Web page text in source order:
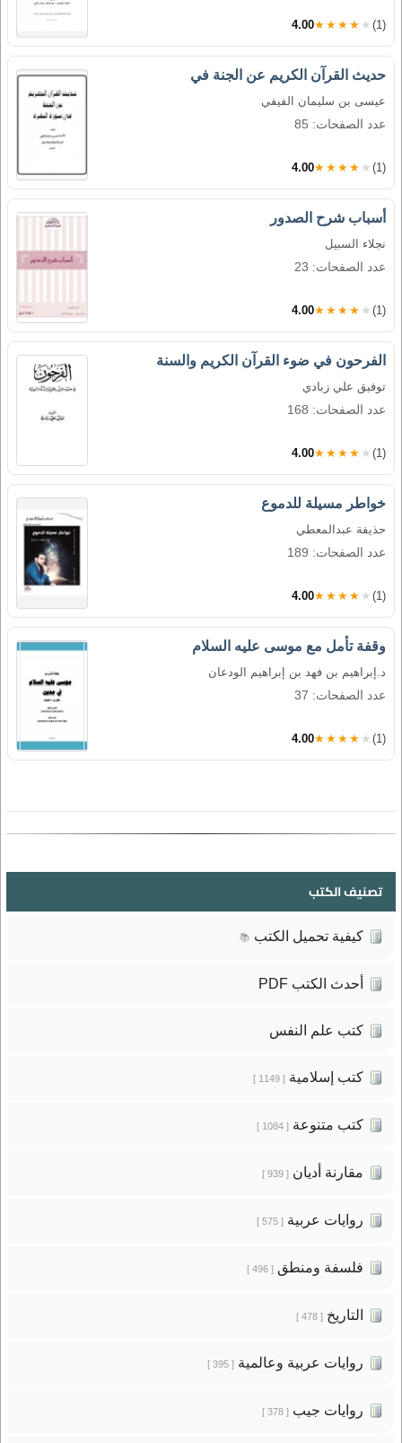
4.00★★★★★ (1)
حديث القرآن الكريم عن الجنة في
عيسى بن سليمان الفيفي
عدد الصفحات: 85
4.00★★★★★ (1)
أسباب شرح الصدور
نجلاء السبيل
عدد الصفحات: 23
4.00★★★★★ (1)
الفرحون في ضوء القرآن الكريم والسنة
توفيق علي زبادي
عدد الصفحات: 168
4.00★★★★★ (1)
خواطر مسيلة للدموع
حذيفة عبدالمعطي
عدد الصفحات: 189
4.00★★★★★ (1)
وقفة تأمل مع موسى عليه السلام
د.إبراهيم بن فهد بن إبراهيم الودعان
عدد الصفحات: 37
4.00★★★★★ (1)
تصنيف الكتب
كيفية تحميل الكتب 📚
أحدث الكتب PDF
كتب علم النفس
كتب إسلامية[ 1149 ]
كتب متنوعة[ 1084 ]
مقارنة أديان[ 939 ]
روايات عربية[ 575 ]
فلسفة ومنطق[ 496 ]
التاريخ[ 478 ]
روايات عربية وعالمية[ 395 ]
روايات جيب[ 378 ]